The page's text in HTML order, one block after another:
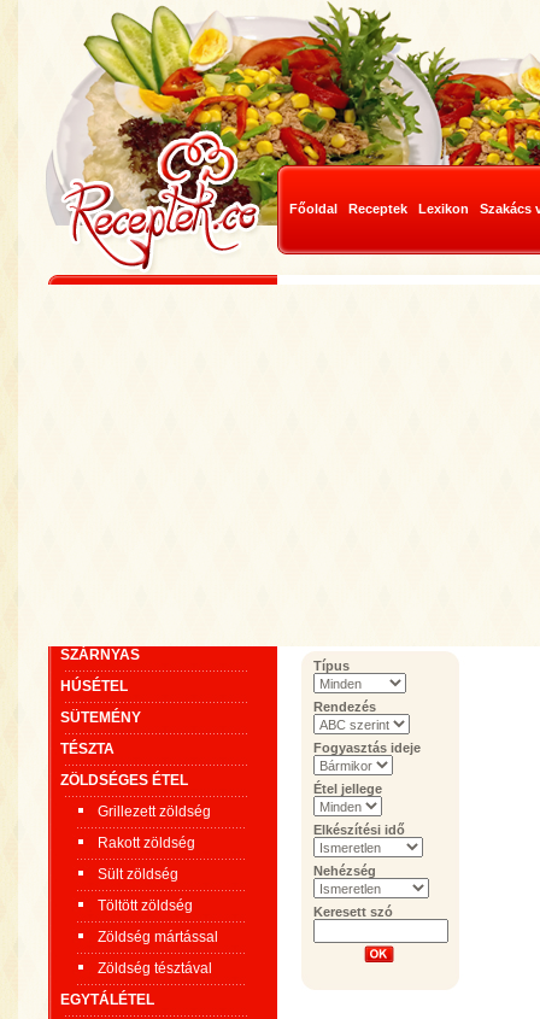
Főoldal Receptek Lexikon Szakács
SZÁRNYAS
HÚSÉTEL
SÜTEMÉNY
TÉSZTA
ZÖLDSÉGES ÉTEL
Grillezett zöldség
Rakott zöldség
Sült zöldség
Töltött zöldség
Zöldség mártással
Zöldség tésztával
EGYTÁLÉTEL
Típus
Rendezés
Fogyasztás ideje
Étel jellege
Elkészítési idő
Nehézség
Keresett szó